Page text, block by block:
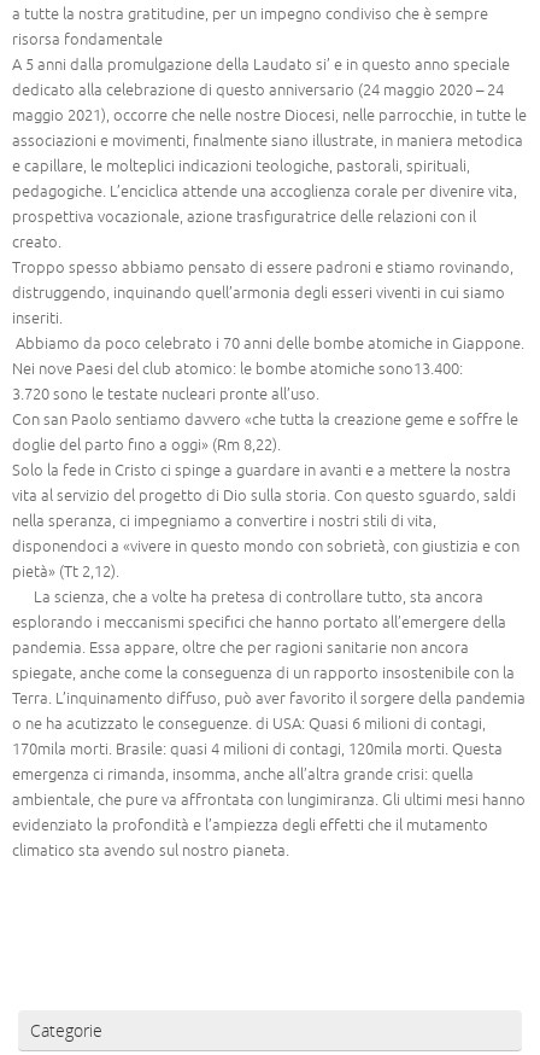
a tutte la nostra gratitudine, per un impegno condiviso che è sempre
risorsa fondamentale
A 5 anni dalla promulgazione della Laudato si’ e in questo anno speciale
dedicato alla celebrazione di questo anniversario (24 maggio 2020 – 24
maggio 2021), occorre che nelle nostre Diocesi, nelle parrocchie, in tutte le
associazioni e movimenti, finalmente siano illustrate, in maniera metodica
e capillare, le molteplici indicazioni teologiche, pastorali, spirituali,
pedagogiche. L’enciclica attende una accoglienza corale per divenire vita,
prospettiva vocazionale, azione trasfiguratrice delle relazioni con il
creato.
Troppo spesso abbiamo pensato di essere padroni e stiamo rovinando,
distruggendo, inquinando quell’armonia degli esseri viventi in cui siamo
inseriti.
Abbiamo da poco celebrato i 70 anni delle bombe atomiche in Giappone.
Nei nove Paesi del club atomico: le bombe atomiche sono13.400:
3.720 sono le testate nucleari pronte all’uso.
Con san Paolo sentiamo davvero «che tutta la creazione geme e soffre le
doglie del parto fino a oggi» (Rm 8,22).
Solo la fede in Cristo ci spinge a guardare in avanti e a mettere la nostra
vita al servizio del progetto di Dio sulla storia. Con questo sguardo, saldi
nella speranza, ci impegniamo a convertire i nostri stili di vita,
disponendoci a «vivere in questo mondo con sobrietà, con giustizia e con
pietà» (Tt 2,12).
La scienza, che a volte ha pretesa di controllare tutto, sta ancora
esplorando i meccanismi specifici che hanno portato all’emergere della
pandemia. Essa appare, oltre che per ragioni sanitarie non ancora
spiegate, anche come la conseguenza di un rapporto insostenibile con la
Terra. L’inquinamento diffuso, può aver favorito il sorgere della pandemia
o ne ha acutizzato le conseguenze. di USA: Quasi 6 milioni di contagi,
170mila morti. Brasile: quasi 4 milioni di contagi, 120mila morti. Questa
emergenza ci rimanda, insomma, anche all’altra grande crisi: quella
ambientale, che pure va affrontata con lungimiranza. Gli ultimi mesi hanno
evidenziato la profondità e l’ampiezza degli effetti che il mutamento
climatico sta avendo sul nostro pianeta.
Categorie